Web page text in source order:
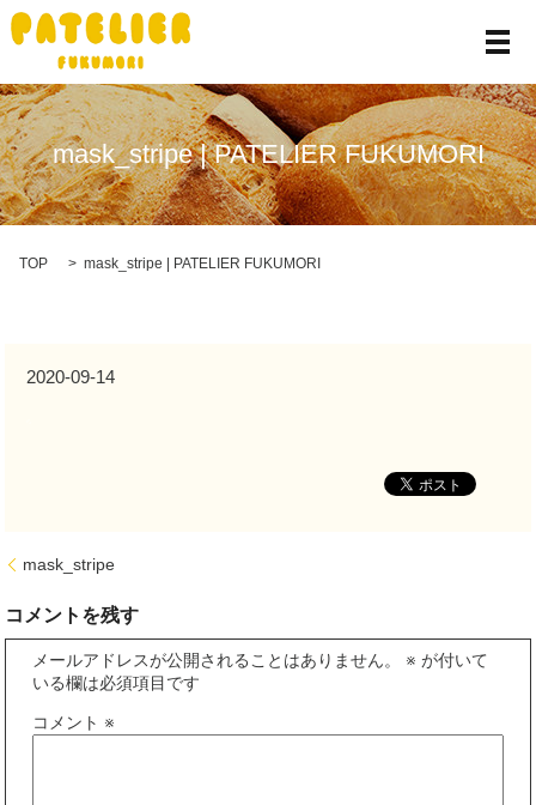
メ
mask_stripe | PATELIER FUKUMORI
TOP mask_stripe | PATELIER FUKUMORI
2020-09-14
mask_stripe
コメントを残す
メールアドレスが公開されることはありません。 ※ が付いて
いる欄は必須項目です
コメント ※